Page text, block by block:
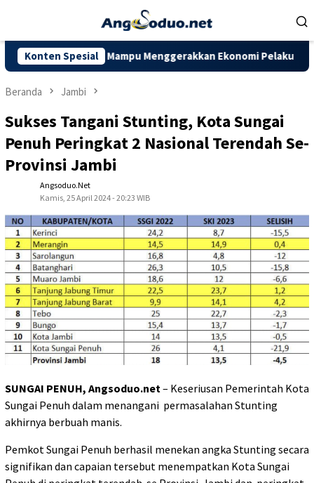
Konten Spesial
Mampu Menggerakkan Ekonomi Pelaku UMKM
Beranda Jambi
Sukses Tangani Stunting, Kota Sungai
Penuh Peringkat 2 Nasional Terendah Se-
Provinsi Jambi
Angsoduo.net
Kamis, 25 April 2024 - 20:23 WIB
SUNGAI PENUH, Angsoduo.net– Keseriusan Pemerintah Kota
Sungai Penuh dalam menangani permasalahan Stunting
akhirnya berbuah manis.
Pemkot Sungai Penuh berhasil menekan angka Stunting secara
signifikan dan capaian tersebut menempatkan Kota Sungai